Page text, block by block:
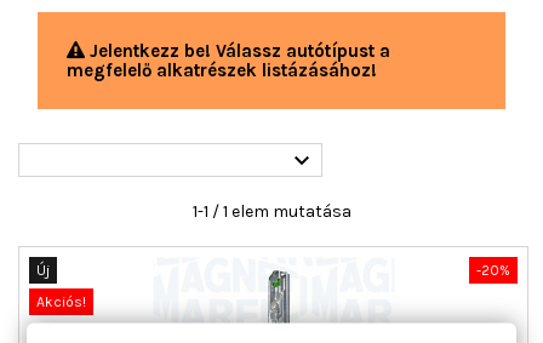
Jelentkezz be! Válassz autótípust a
megfelelő alkatrészek listázásához!

1-1 / 1 elem mutatása
-20%
Új
Akciós!